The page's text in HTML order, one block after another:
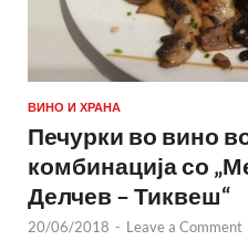
ВИНО И ХРАНА
Печурки во вино
комбинација со
Делчев – Тиквеш“
20/06/2018 - Leave a Comment